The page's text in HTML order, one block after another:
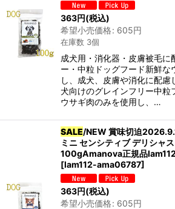
363円(税込)
希望小売価格: 605円
在庫数 3個
成犬用・消化器・皮膚被毛に
ー・中粒ドッグフード新鮮な
し、成犬、皮膚や消化に配慮
犬向けのグレインフリー中粒
ウサギ肉のみを使用し、…
SALE/NEW 賞味切迫
ミニ センシティブ デリシャ
100gAmanova正規品
[lam112-ama06787]
363円(税込)
希望小売価格: 605円